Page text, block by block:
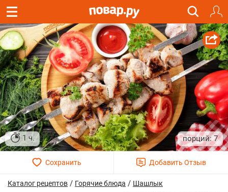
1 ч. 7
Каталог рецептов / Горячие блюда / Шашлык